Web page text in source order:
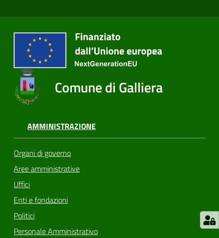
Comune di Galliera
AMMINISTRAZIONE
Organi di governo
Aree amministrative
Uffici
Enti e fondazioni
Politici
Personale Amministrativo